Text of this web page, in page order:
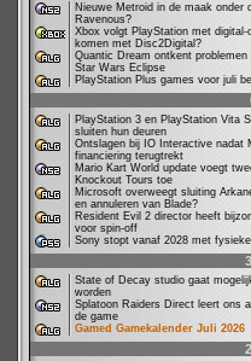
Nieuwe Metroid in de maak onder
Ravenous?
Xbox volgt PlayStation met digital-
komen met Disc2Digital?
Quantic Dream ontkent problemen
Star Wars Eclipse
PlayStation Plus games voor juli
PlayStation 3 en PlayStation Vita
sluiten hun deuren
Ontslagen bij IO Interactive nadat
financiering terugtrekt
Mario Kart World update voegt
Knockout Tours toe
Microsoft overweegt sluiting
en annuleren van Blade?
Resident Evil 2 director heeft
voor spin-off
Sony stopt vanaf 2028 met
State of Decay studio gaat
worden
Splatoon Raiders Direct leert ons
de game
Gamed Gamekalender Juli 2026